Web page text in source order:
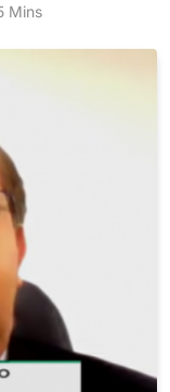
Mins